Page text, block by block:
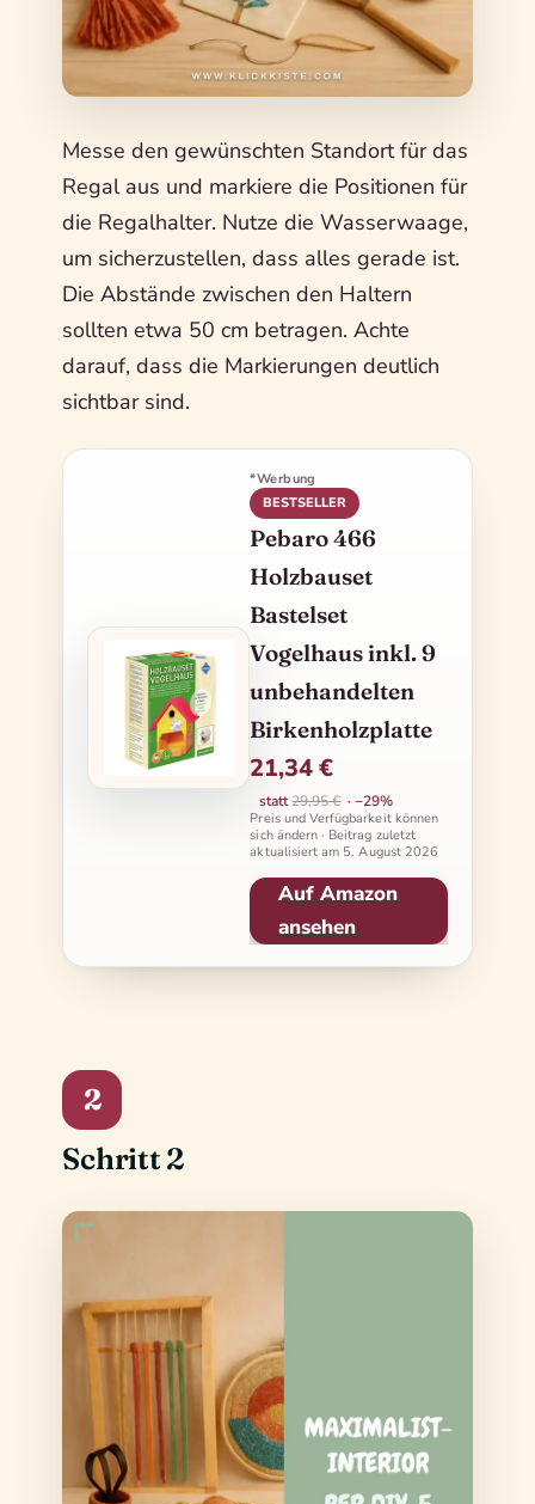
Messe den gewünschten Standort für das
Regal aus und markiere die Positionen für
die Regalhalter. Nutze die Wasserwaage,
um sicherzustellen, dass alles gerade ist.
Die Abstände zwischen den Haltern
sollten etwa 50 cm betragen. Achte
darauf, dass die Markierungen deutlich
sichtbar sind.
*Werbung
BESTSELLER
Pebaro 466
Holzbauset
Bastelset
Vogelhaus inkl. 9
unbehandelten
Birkenholzplatte
21,34 €
statt29,95 € · −29%
Preis und Verfügbarkeit können
sich ändern · Beitrag zuletzt
aktualisiert am 5. August 2026
Auf Amazon
ansehen
2
Schritt 2